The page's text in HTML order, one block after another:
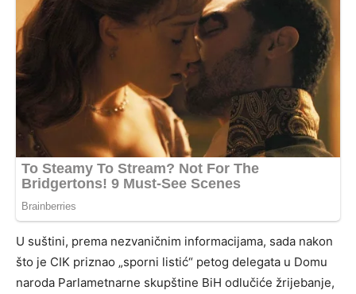
U suštini, prema nezvaničnim informacijama, sada nakon
što je CIK priznao „sporni listić“ petog delegata u Domu
naroda Parlametnarne skupštine BiH odlučiće žrijebanje,